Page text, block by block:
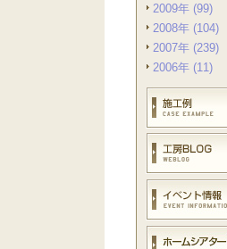
2009年 (99)
2008年 (104)
2007年 (239)
2006年 (11)